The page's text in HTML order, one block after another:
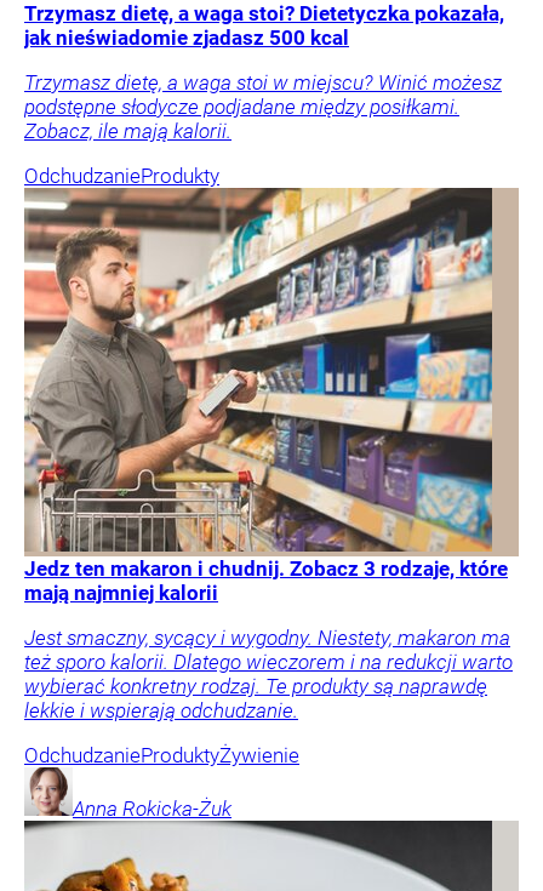
Trzymasz dietę, a waga stoi? Dietetyczka pokazała,
jak nieświadomie zjadasz 500 kcal
Trzymasz dietę, a waga stoi w miejscu? Winić możesz
podstępne słodycze podjadane między posiłkami.
Zobacz, ile mają kalorii.
OdchudzanieProdukty
Jedz ten makaron i chudnij. Zobacz 3 rodzaje, które
mają najmniej kalorii
Jest smaczny, sycący i wygodny. Niestety, makaron ma
też sporo kalorii. Dlatego wieczorem i na redukcji warto
wybierać konkretny rodzaj. Te produkty są naprawdę
lekkie i wspierają odchudzanie.
OdchudzanieProduktyŻywienie
Anna Rokicka-Żuk